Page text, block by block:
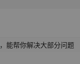
，能帮你解决大部分问题